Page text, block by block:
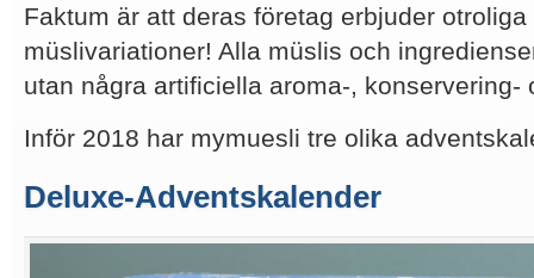
Faktum är att deras företag erbjuder
müslivariationer! Alla müslis och
utan några artificiella aroma-, konservering-
Inför 2018 har mymuesli tre olika
Deluxe-Adventskalender